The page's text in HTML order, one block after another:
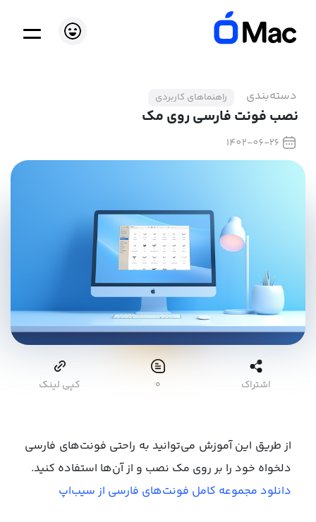
دسته‌بندی راهنماهای کاربردی
نصب فونت فارسی روی مک
1402-06-26
اشتراک ۰ کپی لینک
از طریق این آموزش می‌توانید به راحتی فونت‌های فارسی
دلخواه خود را بر روی مک نصب و از آن‌ها استفاده کنید.
دانلود مجموعه کامل فونت‌های فارسی از سیب‌اپ